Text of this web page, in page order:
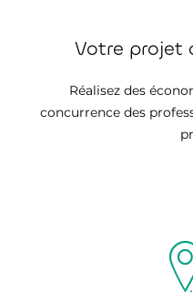
Votre projet
Réalisez des
concurrence des